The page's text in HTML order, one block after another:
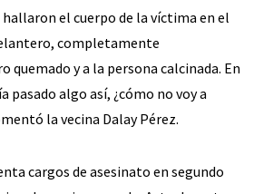
hallaron el cuerpo de la víctima en el
completamente
quemado y a la persona calcinada. En
pasado algo así, ¿cómo no voy a
la vecina Dalay Pérez.
cargos de asesinato en segundo